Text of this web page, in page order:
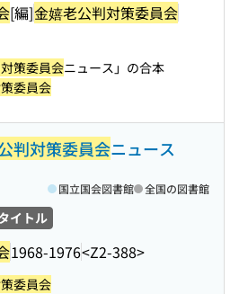
[編]金嬉老公判対策委員会
策委員会ニュース」の合本
委員会
判対策委員会ニュース
イトル
1968-1976<Z2-388>
国立国会図書館 全国の図書館
委員会